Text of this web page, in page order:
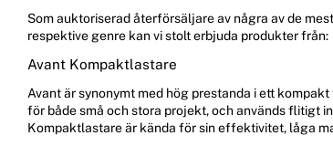
Som auktoriserad återförsäljare av några av de
respektive genre kan vi stolt erbjuda produkter från:
Avant Kompaktlastare
Avant är synonymt med hög prestanda i ett
för både små och stora projekt, och används flitigt
Kompaktlastare är kända för sin effektivitet, låga